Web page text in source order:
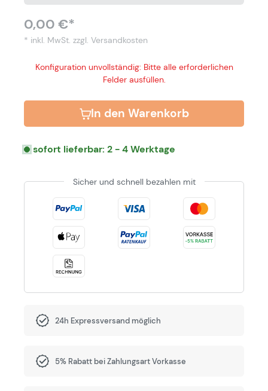
0,00 €*
* inkl. MwSt. zzgl. Versandkosten
Konfiguration unvollständig: Bitte alle erforderlichen
Felder ausfüllen.
In den Warenkorb
sofort lieferbar: 2 - 4 Werktage
Sicher und schnell bezahlen mit
24h Expressversand möglich
5% Rabatt bei Zahlungsart Vorkasse